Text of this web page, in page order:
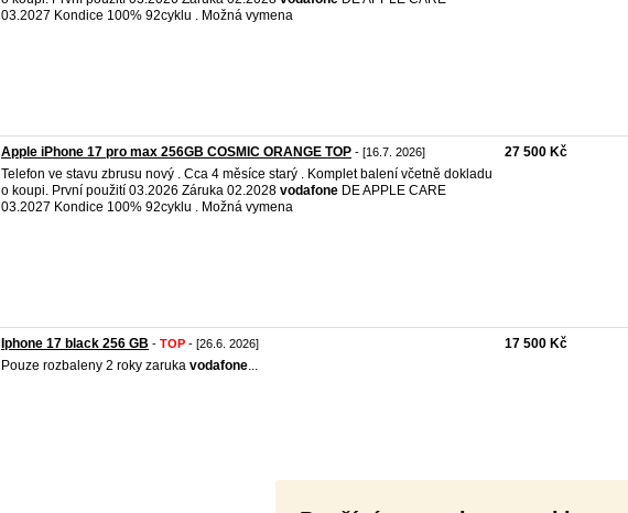
03.2027 Kondice 100% 92cyklu . Možná vymena
Apple iPhone 17 pro max 256GB COSMIC ORANGE TOP - [16.7. 2026]
Telefon ve stavu zbrusu nový . Cca 4 měsíce starý . Komplet balení včetně dokladu
o koupi. První použití 03.2026 Záruka 02.2028 vodafone DE APPLE CARE
03.2027 Kondice 100% 92cyklu . Možná vymena
27 500 Kč
Iphone 17 black 256 GB - TOP - [26.6. 2026]
Pouze rozbaleny 2 roky zaruka vodafone...
17 500 Kč